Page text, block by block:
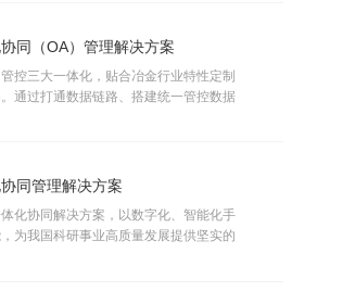
同（OA）管理解决方案
控三大一体化，贴合冶金行业特性定制
通过打通数据链路、搭建统一管控数据
同管理解决方案
化协同解决方案，以数字化、智能化手
为我国科研事业高质量发展提供坚实的